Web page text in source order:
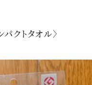
クトタオル〉